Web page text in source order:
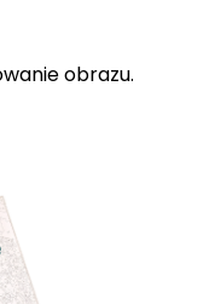
obrazu.